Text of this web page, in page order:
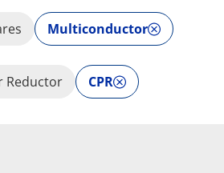
Multiconductor
Reductor CPR